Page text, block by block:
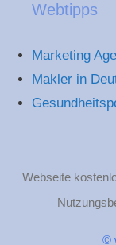
Webtipps
Marketing
Makler in
Webseite
©